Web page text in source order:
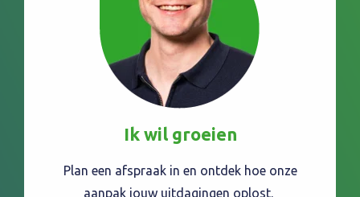
Ik wil groeien
Plan een afspraak in en ontdek hoe onze
aanpak jouw uitdagingen oplost.